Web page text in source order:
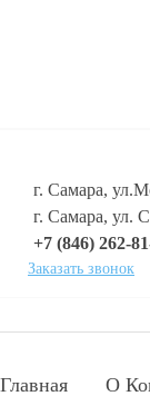
г. Самара,
г. Самара, ул.
+7 (846) 262-
Заказать звонок
Главная О